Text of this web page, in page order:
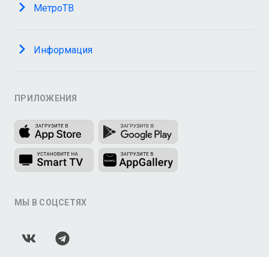
МетроТВ
Информация
ПРИЛОЖЕНИЯ
МЫ В СОЦСЕТЯХ